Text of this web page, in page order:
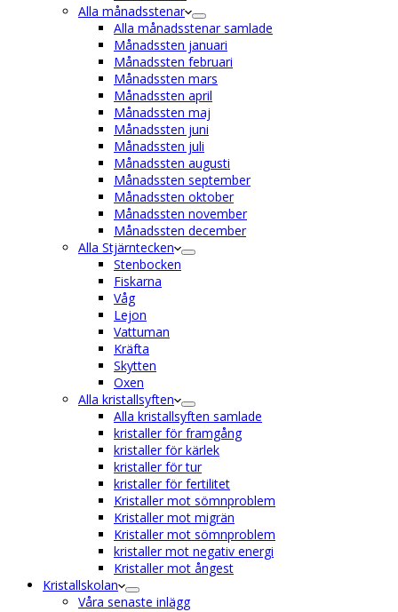
Alla månadsstenar
Alla månadsstenar samlade
Månadssten januari
Månadssten februari
Månadssten mars
Månadssten april
Månadssten maj
Månadssten juni
Månadssten juli
Månadssten augusti
Månadssten september
Månadssten oktober
Månadssten november
Månadssten december
Alla Stjärntecken
Stenbocken
Fiskarna
Våg
Lejon
Vattuman
Kräfta
Skytten
Oxen
Alla kristallsyften
Alla kristallsyften samlade
kristaller för framgång
kristaller för kärlek
kristaller för tur
kristaller för fertilitet
Kristaller mot sömnproblem
Kristaller mot migrän
Kristaller mot sömnproblem
kristaller mot negativ energi
Kristaller mot ångest
Kristallskolan
Våra senaste inlägg